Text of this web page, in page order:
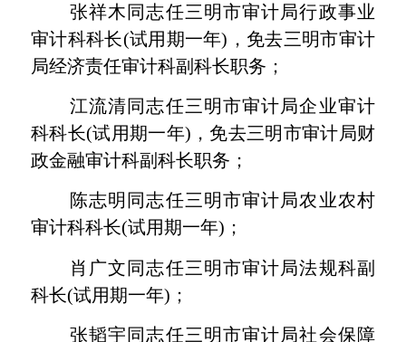
张祥木同志任三明市审计局行政事业
审计科科长(试用期一年) ，免去三明市审计
局经济责任审计科副科长职务；
江流清同志任三明市审计局企业审计
科科长(试用期一年) ，免去三明市审计局财
政金融审计科副科长职务；
陈志明同志任三明市审计局农业农村
审计科科长(试用期一年) ；
肖广文同志任三明市审计局法规科副
科长(试用期一年) ；
张韬宇同志任三明市审计局社会保障